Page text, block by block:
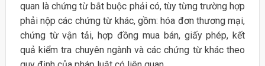
quan là chứng từ bắt buộc phải có, tùy từng trường hợp
phải nộp các chứng từ khác, gồm: hóa đơn thương mại,
chứng từ vận tải, hợp đồng mua bán, giấy phép, kết
quả kiểm tra chuyên ngành và các chứng từ khác theo